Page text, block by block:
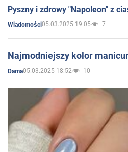
Pyszny i zdrowy "Napoleon" z
Wiadomości05.03.2025 19:05 7
Najmodniejszy kolor
Dama05.03.2025 18:52 10